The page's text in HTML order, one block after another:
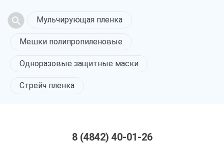
Мульчирующая пленка
Мешки полипропиленовые
Одноразовые защитные маски
Стрейч пленка
8 (4842) 40-01-26